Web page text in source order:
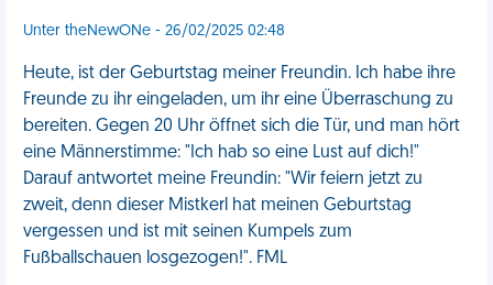
Unter theNewONe - 26/02/2025 02:48
Heute, ist der Geburtstag meiner Freundin. Ich habe ihre
Freunde zu ihr eingeladen, um ihr eine Überraschung zu
bereiten. Gegen 20 Uhr öffnet sich die Tür, und man hört
eine Männerstimme: "Ich hab so eine Lust auf dich!"
Darauf antwortet meine Freundin: "Wir feiern jetzt zu
zweit, denn dieser Mistkerl hat meinen Geburtstag
vergessen und ist mit seinen Kumpels zum
Fußballschauen losgezogen!". FML